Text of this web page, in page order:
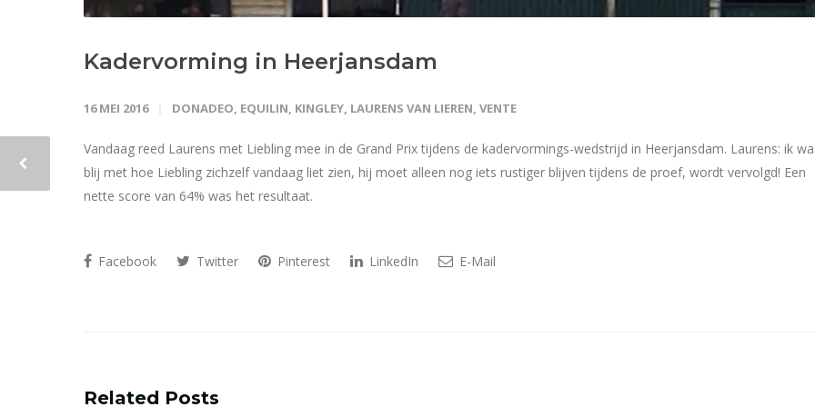
Kadervorming in Heerjansdam
16 MEI 2016 DONADEO, EQUILIN, KINGLEY, LAURENS VAN LIEREN, VENTE
Vandaag reed Laurens met Liebling mee in de Grand Prix tijdens de kadervormings-wedstrijd in Heerjansdam. Laurens: ik
blij met hoe Liebling zichzelf vandaag liet zien, hij moet alleen nog iets rustiger blijven tijdens de proef, wordt vervolgd! Een
nette score van 64% was het resultaat.
Facebook Twitter Pinterest LinkedIn E-Mail
Related Posts